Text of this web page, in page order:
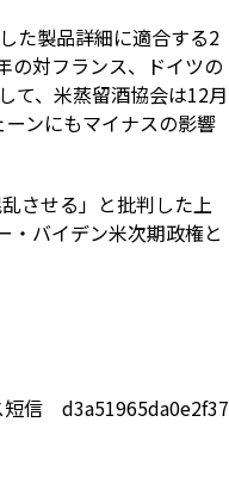
た製品詳細に適合する2
の対フランス、ドイツの
て、米蒸留酒協会は12月
ンにもマイナスの影響
させる」と批判した上
・バイデン米次期政権と
短信 d3a51965da0e2f37